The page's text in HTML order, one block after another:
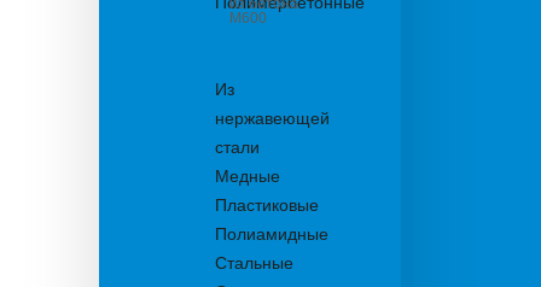
из бетона
М600
Из
нержавеющей
стали
Медные
Пластиковые
Полиамидные
Стальные